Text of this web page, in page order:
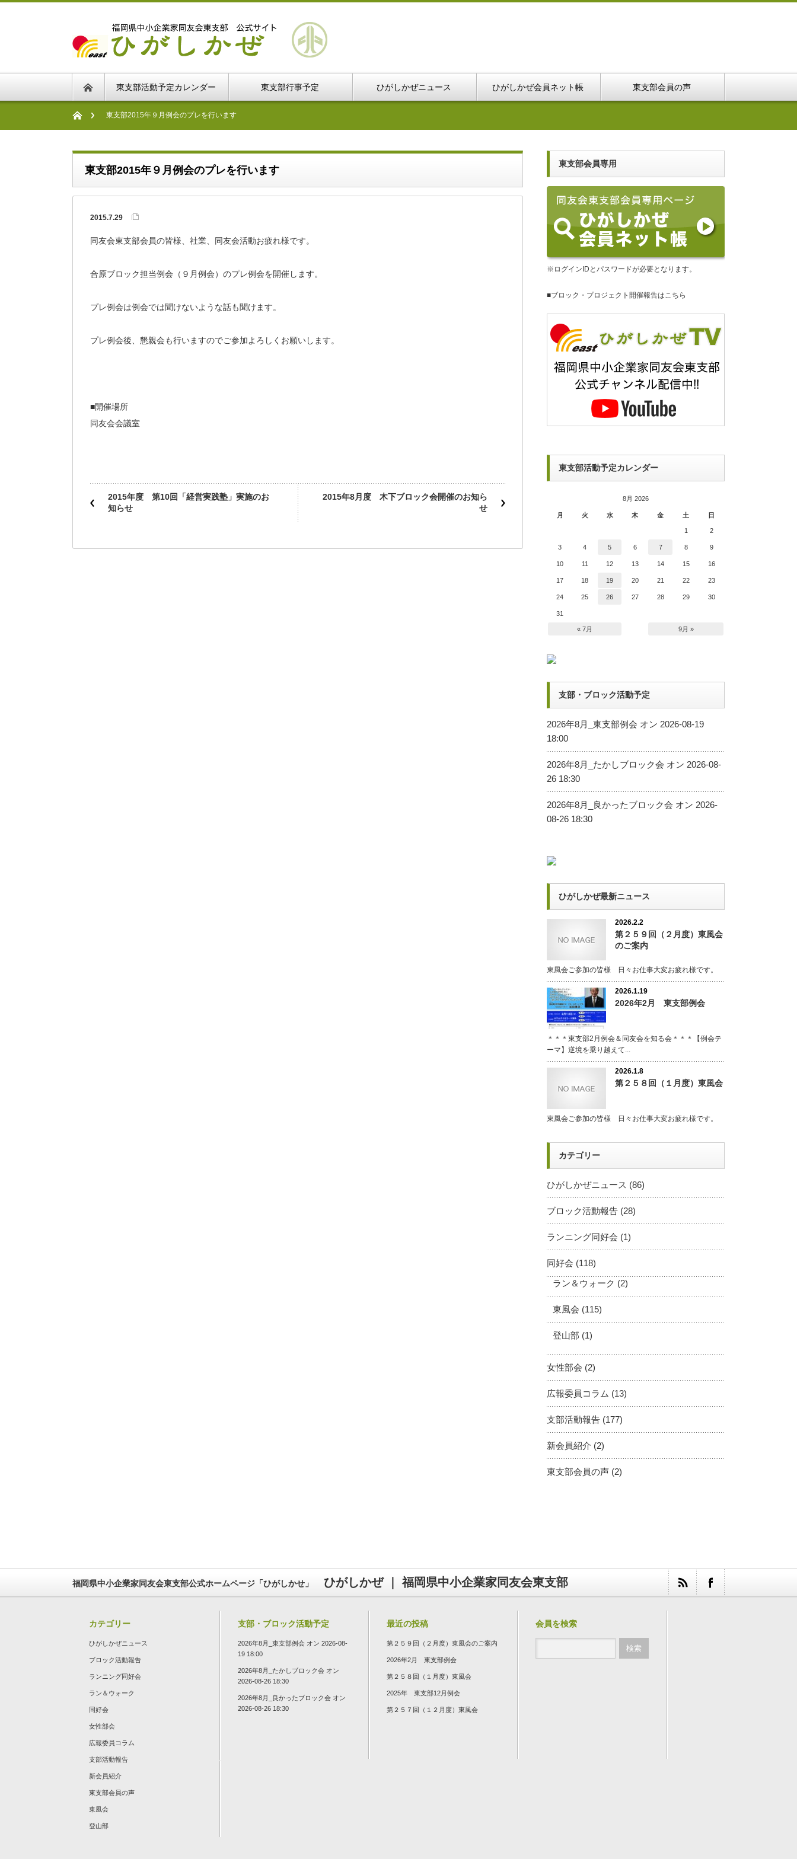
東支部活動予定カレンダー 東支部行事予定 ひがしかぜニュース ひがしかぜ会員ネット帳 東支部会員の声
東支部2015年９月例会のプレを行います
東支部2015年９月例会のプレを行います
2015.7.29
同友会東支部会員の皆様、社業、同友会活動お疲れ様です。
合原ブロック担当例会（９月例会）のプレ例会を開催します。
プレ例会は例会では聞けないような話も聞けます。
プレ例会後、懇親会も行いますのでご参加よろしくお願いします。
■開催場所
同友会会議室
2015年度 第10回「経営実践塾」実施のお
知らせ
2015年8月度 木下ブロック会開催のお知ら
せ
東支部会員専用
※ログインIDとパスワードが必要となります。
■ブロック・プロジェクト開催報告はこちら
東支部活動予定カレンダー
8月 2026
月 火 水 木 金 土 日
1 2
3 4 5 6 7 8 9
10 11 12 13 14 15 16
17 18 19 20 21 22 23
24 25 26 27 28 29 30
31
« 7月 9月 »
支部・ブロック活動予定
2026年8月_東支部例会 オン 2026-08-19
18:00
2026年8月_たかしブロック会 オン 2026-08-
26 18:30
2026年8月_良かったブロック会 オン 2026-
08-26 18:30
ひがしかぜ最新ニュース
2026.2.2
第２５９回（２月度）東風会
のご案内
東風会ご参加の皆様 日々お仕事大変お疲れ様です。
2026.1.19
2026年2月 東支部例会
＊＊＊東支部2月例会＆同友会を知る会＊＊＊【例会テ
ーマ】逆境を乗り越えて...
2026.1.8
第２５８回（１月度）東風会
東風会ご参加の皆様 日々お仕事大変お疲れ様です。
カテゴリー
ひがしかぜニュース (86)
ブロック活動報告 (28)
ランニング同好会 (1)
同好会 (118)
ラン＆ウォーク (2)
東風会 (115)
登山部 (1)
女性部会 (2)
広報委員コラム (13)
支部活動報告 (177)
新会員紹介 (2)
東支部会員の声 (2)
福岡県中小企業家同友会東支部公式ホームページ「ひがしかせ」 ひがしかぜ ｜ 福岡県中小企業家同友会東支部
カテゴリー
ひがしかぜニュース
ブロック活動報告
ランニング同好会
ラン＆ウォーク
同好会
女性部会
広報委員コラム
支部活動報告
新会員紹介
東支部会員の声
東風会
登山部
支部・ブロック活動予定
2026年8月_東支部例会 オン 2026-08-
19 18:00
2026年8月_たかしブロック会 オン
2026-08-26 18:30
2026年8月_良かったブロック会 オン
2026-08-26 18:30
最近の投稿
第２５９回（２月度）東風会のご案内
2026年2月 東支部例会
第２５８回（１月度）東風会
2025年 東支部12月例会
第２５７回（１２月度）東風会
会員を検索